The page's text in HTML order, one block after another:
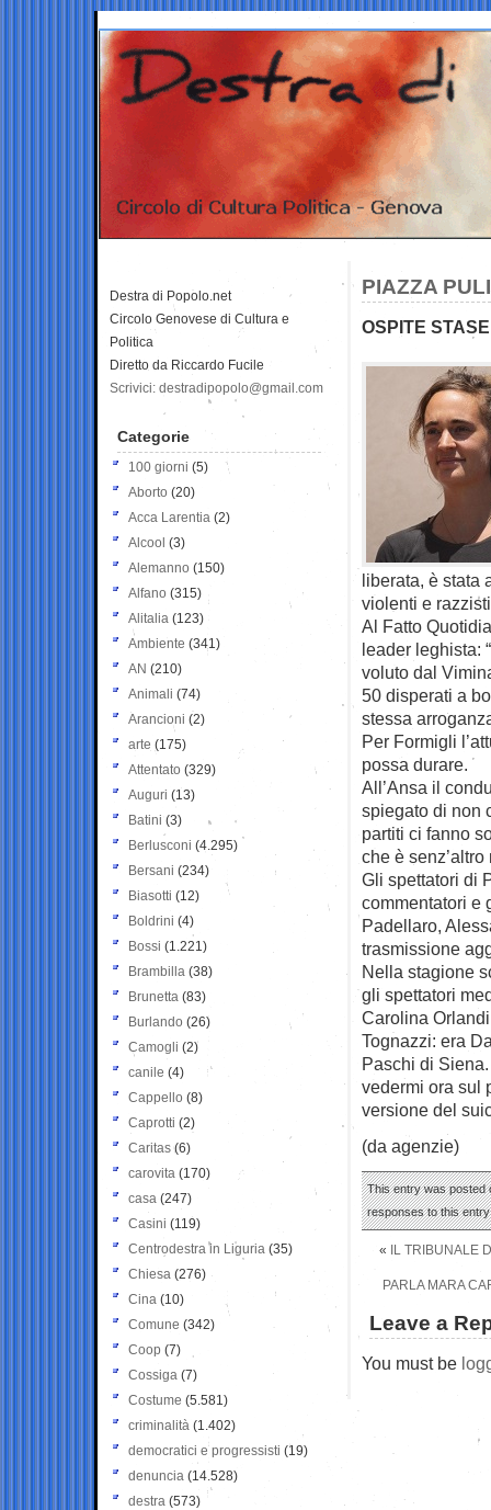
PIAZZA
OSPITE
liberata, è stata
violenti e
Al Fatto
leader leghista:
voluto dal
50 disperati a
stessa
Per Formigli
possa durare.
All’Ansa il
spiegato di non
partiti ci fanno
che è senz’altro
Gli spettatori di
commentatori e
Padellaro,
trasmissione
Nella stagione
gli spettatori
Carolina
Tognazzi: era
Paschi di
vedermi ora sul
versione del
(da agenzie)
This entry was posted
responses to this
« IL TRIBUNALE
PARLA MARA
Leave a
You must be
Destra di Popolo.net
Circolo Genovese di Cultura e
Politica
Diretto da Riccardo Fucile
Scrivici: destradipopolo@gmail.com
Categorie
100 giorni (5)
Aborto (20)
Acca Larentia (2)
Alcool (3)
Alemanno (150)
Alfano (315)
Alitalia (123)
Ambiente (341)
AN (210)
Animali (74)
Arancioni (2)
arte (175)
Attentato (329)
Auguri (13)
Batini (3)
Berlusconi (4.295)
Bersani (234)
Biasotti (12)
Boldrini (4)
Bossi (1.221)
Brambilla (38)
Brunetta (83)
Burlando (26)
Camogli (2)
canile (4)
Cappello (8)
Caprotti (2)
Caritas (6)
carovita (170)
casa (247)
Casini (119)
Centrodestra in Liguria (35)
Chiesa (276)
Cina (10)
Comune (342)
Coop (7)
Cossiga (7)
Costume (5.581)
criminalità (1.402)
democratici e progressisti (19)
denuncia (14.528)
destra (573)